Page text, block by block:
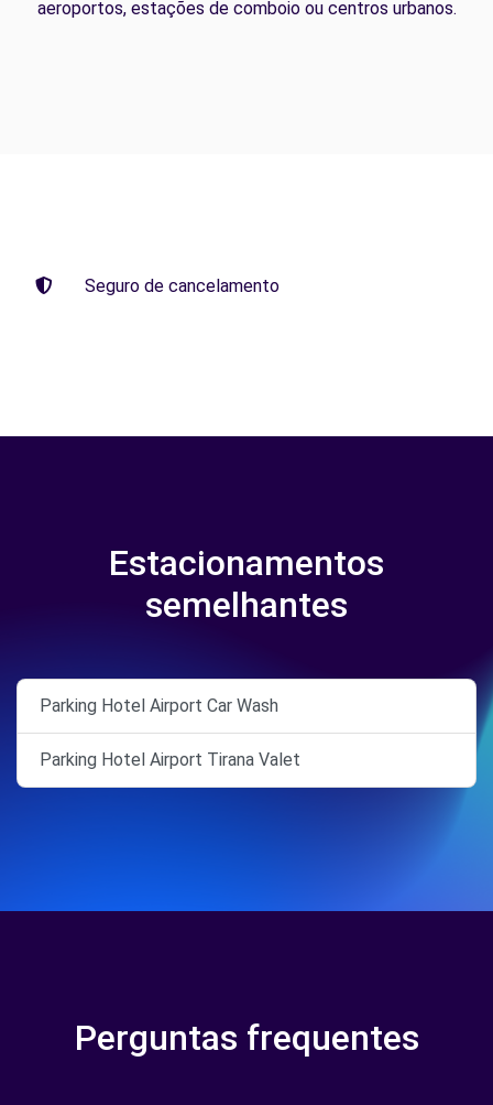
aeroportos, estações de comboio ou centros urbanos.
Seguro de cancelamento
Estacionamentos
semelhantes
Parking Hotel Airport Car Wash
Parking Hotel Airport Tirana Valet
Perguntas frequentes